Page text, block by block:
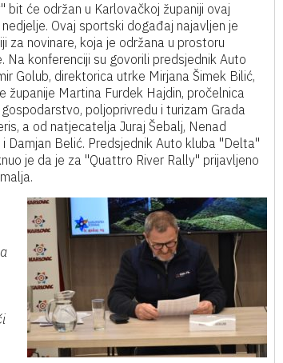
bit će održan u Karlovačkoj županiji ovaj
Ovaj sportski događaj najavljen je
za novinare, koja je održana u prostoru
Na konferenciji su govorili predsjednik Auto
Golub, direktorica utrke Mirjana Šimek Bilić,
županije Martina Furdek Hajdin, pročelnica
poljoprivredu i turizam Grada
a od natjecatelja Juraj Šebalj, Nenad
i Damjan Belić. Predsjednik Auto kluba "Delta"
je da je za "Quattro River Rally" prijavljeno